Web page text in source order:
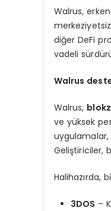
Walrus,
diğer DeFi
vadeli
Walrus
Walrus,
ve yüksek
Geliştiriciler,
Halihazırda,
3DOS –